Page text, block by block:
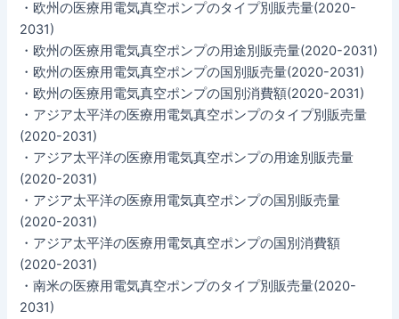
・欧州の医療用電気真空ポンプのタイプ別販売量(2020-
2031)
・欧州の医療用電気真空ポンプの用途別販売量(2020-2031)
・欧州の医療用電気真空ポンプの国別販売量(2020-2031)
・欧州の医療用電気真空ポンプの国別消費額(2020-2031)
・アジア太平洋の医療用電気真空ポンプのタイプ別販売量
(2020-2031)
・アジア太平洋の医療用電気真空ポンプの用途別販売量
(2020-2031)
・アジア太平洋の医療用電気真空ポンプの国別販売量
(2020-2031)
・アジア太平洋の医療用電気真空ポンプの国別消費額
(2020-2031)
・南米の医療用電気真空ポンプのタイプ別販売量(2020-
2031)